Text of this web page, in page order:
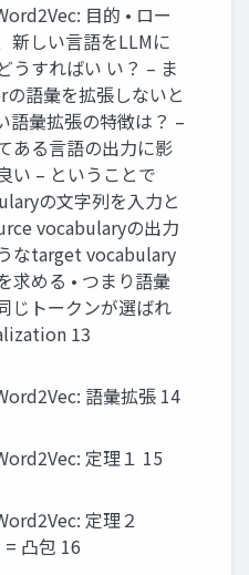
目的 • ロー
新しい言語をLLMに
うすればい い？ – ま
語彙を拡張しないと
語彙拡張の特徴は？ –
ある言語の出力に影
い – ということで
の文字列を入力と
vocabularyの出力
なtarget vocabulary
める • つまり語彙
じトークンが選ばれ
13
語彙拡張 14
定理１ 15
定理２
凸包 16